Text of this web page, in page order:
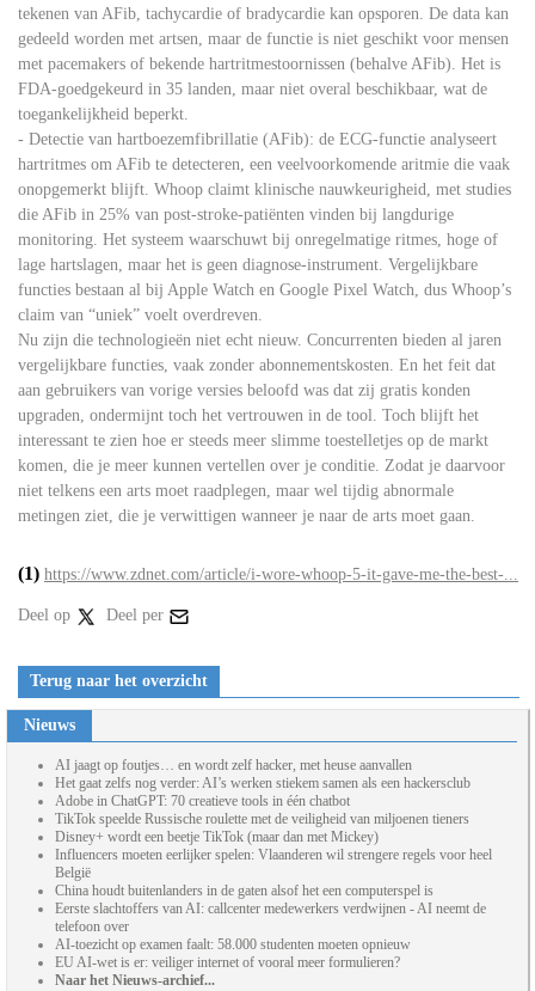
tekenen van AFib, tachycardie of bradycardie kan opsporen. De data kan
gedeeld worden met artsen, maar de functie is niet geschikt voor mensen
met pacemakers of bekende hartritmestoornissen (behalve AFib). Het is
FDA-goedgekeurd in 35 landen, maar niet overal beschikbaar, wat de
toegankelijkheid beperkt.
- Detectie van hartboezemfibrillatie (AFib): de ECG-functie analyseert
hartritmes om AFib te detecteren, een veelvoorkomende aritmie die vaak
onopgemerkt blijft. Whoop claimt klinische nauwkeurigheid, met studies
die AFib in 25% van post-stroke-patiënten vinden bij langdurige
monitoring. Het systeem waarschuwt bij onregelmatige ritmes, hoge of
lage hartslagen, maar het is geen diagnose-instrument. Vergelijkbare
functies bestaan al bij Apple Watch en Google Pixel Watch, dus Whoop’s
claim van “uniek” voelt overdreven.
Nu zijn die technologieën niet echt nieuw. Concurrenten bieden al jaren
vergelijkbare functies, vaak zonder abonnementskosten. En het feit dat
aan gebruikers van vorige versies beloofd was dat zij gratis konden
upgraden, ondermijnt toch het vertrouwen in de tool. Toch blijft het
interessant te zien hoe er steeds meer slimme toestelletjes op de markt
komen, die je meer kunnen vertellen over je conditie. Zodat je daarvoor
niet telkens een arts moet raadplegen, maar wel tijdig abnormale
metingen ziet, die je verwittigen wanneer je naar de arts moet gaan.
(1) https://www.zdnet.com/article/i-wore-whoop-5-it-gave-me-the-best-...
Deel op Deel per
Terug naar het overzicht
Nieuws
AI jaagt op foutjes… en wordt zelf hacker, met heuse aanvallen
Het gaat zelfs nog verder: AI’s werken stiekem samen als een hackersclub
Adobe in ChatGPT: 70 creatieve tools in één chatbot
TikTok speelde Russische roulette met de veiligheid van miljoenen tieners
Disney+ wordt een beetje TikTok (maar dan met Mickey)
Influencers moeten eerlijker spelen: Vlaanderen wil strengere regels voor heel
België
China houdt buitenlanders in de gaten alsof het een computerspel is
Eerste slachtoffers van AI: callcenter medewerkers verdwijnen - AI neemt de
telefoon over
AI-toezicht op examen faalt: 58.000 studenten moeten opnieuw
EU AI-wet is er: veiliger internet of vooral meer formulieren?
Naar het Nieuws-archief...